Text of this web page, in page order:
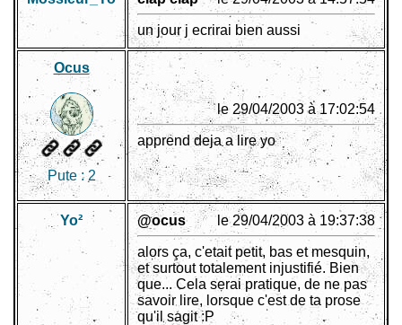
un jour j ecrirai bien aussi
Ocus
Pute : 2
le 29/04/2003 à 17:02:54
apprend deja a lire yo
Yo² @ocus le 29/04/2003 à 19:37:38
alors ça, c'etait petit, bas et mesquin,
et surtout totalement injustifié. Bien
que... Cela serai pratique, de ne pas
savoir lire, lorsque c'est de ta prose
qu'il sagit :P